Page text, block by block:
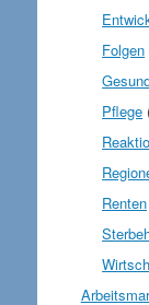
Folgen
Pflege
Renten